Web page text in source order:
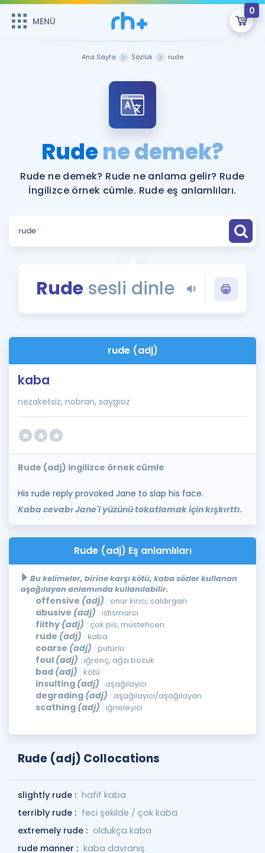
MENÜ
0
ÜYE DEĞİLİM
Sepetin Şu An Boş.
Remzi Hoca ile seni sınava hazırlayacak onlarca eğitim seni
bekliyor!
MENÜ
Faydalı Araçlar
Sözlük
Blog
İngilizce Gramer
Ana Sayfa Sözlük rude
Rudene demek?
Rude ne demek? Rude ne anlama gelir? Rude
İngilizce örnek cümle. Rude eş anlamlıları.
Rudesesli dinle
rude (adj)
kaba
nezaketsiz, nobran, saygısız
Rude (adj) ingilizce örnek cümle
His rude reply provoked Jane to slap his face.
Kaba cevabı Jane'i yüzünü tokatlamak için kışkırttı.
Rude (adj) Eş anlamlıları
Bu kelimeler, birine karşı kötü, kaba sözler kullanan
aşağılayan anlamında kullanılabilir.
offensive (adj) : onur kırıcı, saldırgan
abusive (adj) : istismarcı
filthy (adj) : çok pis, müstehcen
rude (adj) : kaba
coarse (adj) : pütürlü
foul (adj) : iğrenç, ağzı bozuk
bad (adj) : kötü
insulting (adj) : aşağılayıcı
degrading (adj) : aşağılayıcı/aşağılayan
scathing (adj) : iğneleyici
Rude (adj) Collocations
slightly rude : hafif kaba
terribly rude : feci şekilde / çok kaba
extremely rude : oldukça kaba
rude manner : kaba davranış